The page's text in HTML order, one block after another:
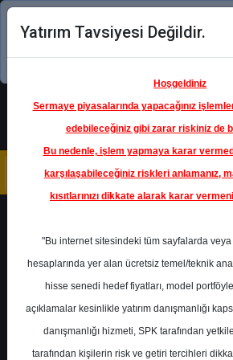
Şimdi uygulamayı
Ana Sayfa Raporlar
Rapor Detay
Şirket Haberleri
Yatırım Tavsiyesi Değildir.
Hoşgeldiniz
Sermaye piyasalarında yapacağınız
edebileceğiniz gibi zarar riskiniz de
Bu nedenle, işlem yapmaya karar
karşılaşabileceğiniz riskleri anlamanız,
kısıtlarınızı dikkate alarak karar
"Bu internet sitesindeki tüm sayfalarda
hesaplarında yer alan ücretsiz temel/teknik
hisse senedi hedef fiyatları, model
açıklamalar kesinlikle yatırım danışmanlığı
danışmanlığı hizmeti, SPK tarafından
tarafından kişilerin risk ve getiri tercihleri